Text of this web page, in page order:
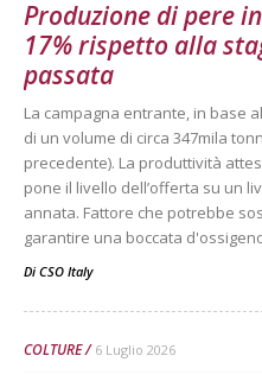
Produzione di pere
17% rispetto alla
passata
La campagna entrante, in base
di un volume di circa 347mila
precedente). La produttività
pone il livello dell’offerta su un
annata. Fattore che potrebbe
garantire una boccata
Di CSO Italy
COLTURE 6 Luglio 2026